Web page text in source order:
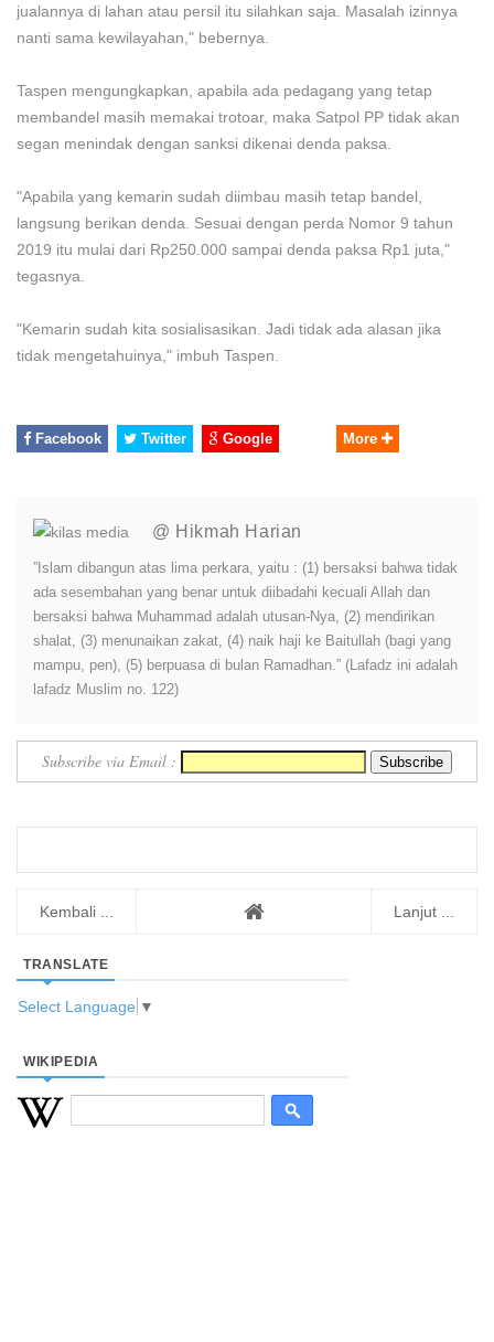
jualannya di lahan atau persil itu silahkan saja. Masalah izinnya
nanti sama kewilayahan," bebernya.
Taspen mengungkapkan, apabila ada pedagang yang tetap
membandel masih memakai trotoar, maka Satpol PP tidak akan
segan menindak dengan sanksi dikenai denda paksa.
"Apabila yang kemarin sudah diimbau masih tetap bandel,
langsung berikan denda. Sesuai dengan perda Nomor 9 tahun
2019 itu mulai dari Rp250.000 sampai denda paksa Rp1 juta,"
tegasnya.
"Kemarin sudah kita sosialisasikan. Jadi tidak ada alasan jika
tidak mengetahuinya," imbuh Taspen.
Facebook Twitter Google More
@ Hikmah Harian
”Islam dibangun atas lima perkara, yaitu : (1) bersaksi bahwa tidak
ada sesembahan yang benar untuk diibadahi kecuali Allah dan
bersaksi bahwa Muhammad adalah utusan-Nya, (2) mendirikan
shalat, (3) menunaikan zakat, (4) naik haji ke Baitullah (bagi yang
mampu, pen), (5) berpuasa di bulan Ramadhan.” (Lafadz ini adalah
lafadz Muslim no. 122)
Subscribe via Email :
Kembali ... Lanjut ...
TRANSLATE
Select Language ▼
WIKIPEDIA